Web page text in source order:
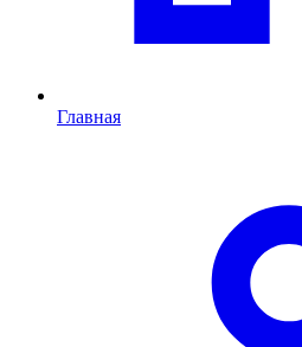
Главная